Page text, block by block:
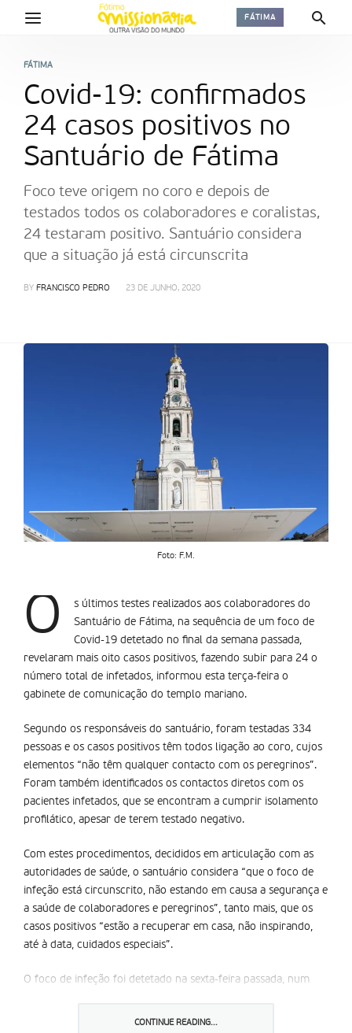
FÁTIMA
FÁTIMA
Covid-19: confirmados
24 casos positivos no
Santuário de Fátima
Foco teve origem no coro e depois de
testados todos os colaboradores e coralistas,
24 testaram positivo. Santuário considera
que a situação já está circunscrita
BY FRANCISCO PEDRO 23 DE JUNHO, 2020
Foto: F.M.
O
s últimos testes realizados aos colaboradores do
Santuário de Fátima, na sequência de um foco de
Covid-19 detetado no final da semana passada,
revelaram mais oito casos positivos, fazendo subir para 24 o
número total de infetados, informou esta terça-feira o
gabinete de comunicação do templo mariano.
Segundo os responsáveis do santuário, foram testadas 334
pessoas e os casos positivos têm todos ligação ao coro, cujos
elementos “não têm qualquer contacto com os peregrinos”.
Foram também identificados os contactos diretos com os
pacientes infetados, que se encontram a cumprir isolamento
profilático, apesar de terem testado negativo.
Com estes procedimentos, decididos em articulação com as
autoridades de saúde, o santuário considera “que o foco de
infeção está circunscrito, não estando em causa a segurança e
a saúde de colaboradores e peregrinos”, tanto mais, que os
casos positivos “estão a recuperar em casa, não inspirando,
até à data, cuidados especiais”.
O foco de infeção foi detetado na sexta-feira passada, num
casos positivos, todos pertencentes ao grupo coral, que
CONTINUE READING...